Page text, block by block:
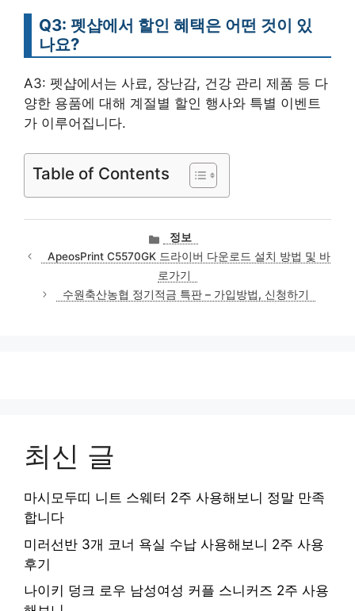
Q3: 펫샵에서 할인 혜택은 어떤 것이 있
나요?
A3: 펫샵에서는 사료, 장난감, 건강 관리 제품 등 다
양한 용품에 대해 계절별 할인 행사와 특별 이벤트
가 이루어집니다.
Table of Contents
카
테
고
리
정보
ApeosPrint C5570GK 드라이버 다운로드 설치 방법 및 바
로가기
수원축산농협 정기적금 특판 – 가입방법, 신청하기
최신 글
마시모두띠 니트 스웨터 2주 사용해보니 정말 만족
합니다
미러선반 3개 코너 욕실 수납 사용해보니 2주 사용
후기
나이키 덩크 로우 남성여성 커플 스니커즈 2주 사용